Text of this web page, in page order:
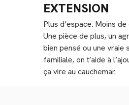
EXTENSION
Plus d’espace. Moins
Une pièce de plus, un
bien pensé ou une vraie
familiale, on t’aide à
ça vire au cauchemar.